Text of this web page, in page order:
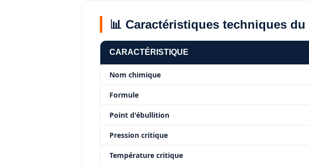
📊 Caractéristiques techniques du
CARACTÉRISTIQUE
Nom chimique
Formule
Point d'ébullition
Pression critique
Température critique